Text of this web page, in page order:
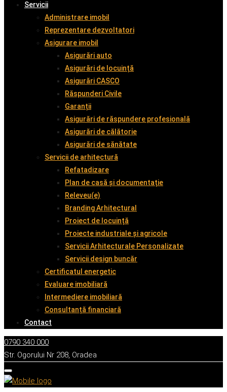
Servicii
Administrare imobil
Reprezentare dezvoltatori
Asigurare imobil
Asigurări auto
Asigurări de locuință
Asigurări CASCO
Răspunderi Civile
Garanții
Asigurări de răspundere profesională
Asigurări de călătorie
Asigurări de sănătate
Servicii de arhitectură
Refatadizare
Plan de casă și documentație
Releveu(e)
Branding Arhitectural
Proiect de locuință
Proiecte industriale și agricole
Servicii Arhitecturale Personalizate
Servicii design buncăr
Certificatul energetic
Evaluare imobiliară
Intermediere imobiliară
Consultanță financiară
Contact
0790 340 000
Str. Ogorului Nr 208, Oradea